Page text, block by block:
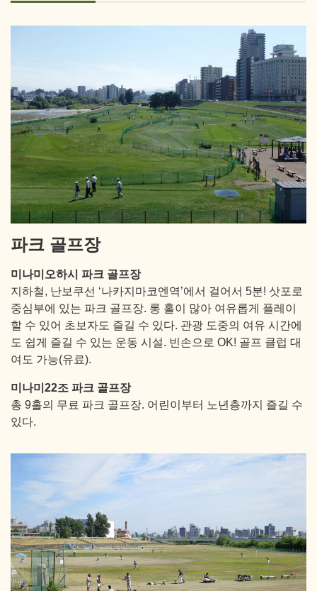
파크 골프장
미나미오하시 파크 골프장
지하철, 난보쿠선 ‘나카지마코엔역’에서 걸어서 5분! 삿포로
중심부에 있는 파크 골프장. 롱 홀이 많아 여유롭게 플레이
할 수 있어 초보자도 즐길 수 있다. 관광 도중의 여유 시간에
도 쉽게 즐길 수 있는 운동 시설. 빈손으로 OK! 골프 클럽 대
여도 가능(유료).
미나미22조 파크 골프장
총 9홀의 무료 파크 골프장. 어린이부터 노년층까지 즐길 수
있다.